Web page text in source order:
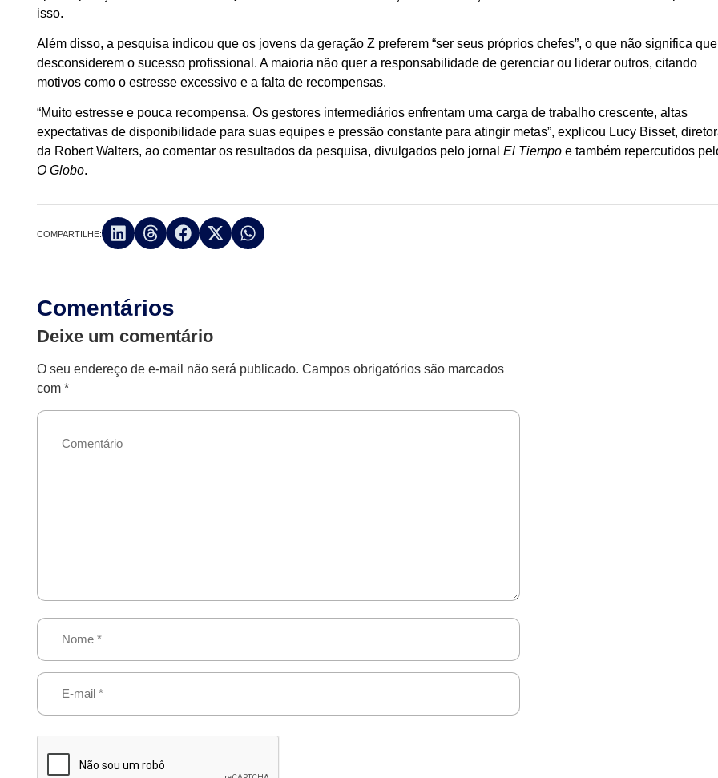
isso.
Além disso, a pesquisa indicou que os jovens da geração Z preferem “ser seus próprios chefes”, o que não significa que
desconsiderem o sucesso profissional. A maioria não quer a responsabilidade de gerenciar ou liderar outros, citando
motivos como o estresse excessivo e a falta de recompensas.
“Muito estresse e pouca recompensa. Os gestores intermediários enfrentam uma carga de trabalho crescente, altas
expectativas de disponibilidade para suas equipes e pressão constante para atingir metas”, explicou Lucy Bisset,
da Robert Walters, ao comentar os resultados da pesquisa, divulgados pelo jornalEl Tiempo e também repercutidos
O Globo.
COMPARTILHE:
Comentários
Deixe um comentário
O seu endereço de e-mail não será publicado. Campos obrigatórios são marcados
com*